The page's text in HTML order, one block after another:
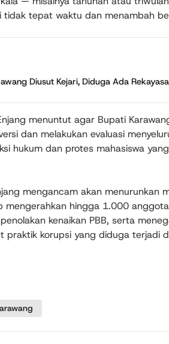
tidak tepat waktu dan menambah
Diusut Kejari, Diduga Ada
menuntut agar Bupati
dan melakukan evaluasi
hukum dan protes mahasiswa
mengancam akan menurunkan
mengerahkan hingga 1.000
kenaikan PBB, serta
praktik korupsi yang diduga terjadi